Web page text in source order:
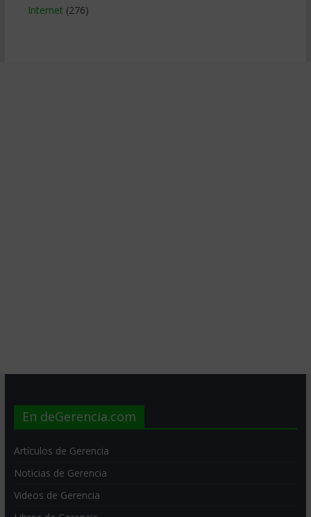
Internet (276)
En deGerencia.com
Artículos de Gerencia
Noticias de Gerencia
Videos de Gerencia